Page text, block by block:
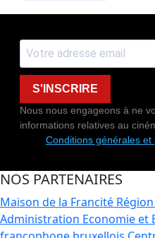
S'INSCRIRE
Nous nous engageons à ne
informations relatives au
Conditions générales
NOS PARTENAIRES
Maison de la Francité
Administration Economie et